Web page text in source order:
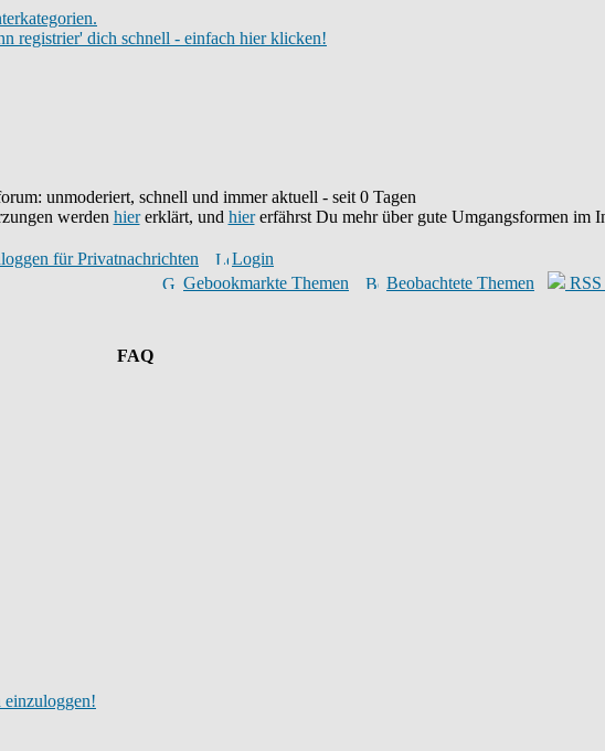
registrier' dich schnell - einfach hier klicken!
unmoderiert, schnell und immer aktuell - seit 0 Tagen
werden hiererklärt, und hiererfährst Du mehr über gute Umgangsformen im
für Privatnachrichten
Login
Gebookmarkte Themen
Beobachtete Themen
FAQ